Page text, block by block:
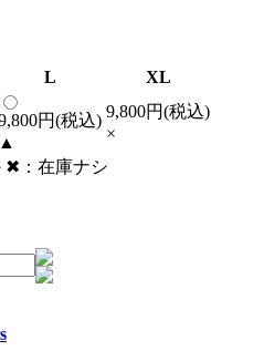
L XL
円(税込)
▲
9,800円(税込)
×
✖︎：在庫ナシ